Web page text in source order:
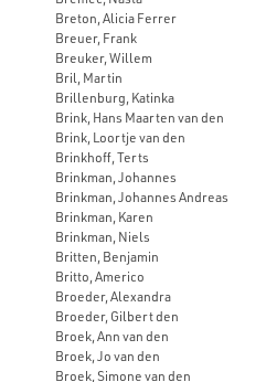
Breton, Alicia Ferrer
Breuer, Frank
Breuker, Willem
Bril, Martin
Brillenburg, Katinka
Brink, Hans Maarten van den
Brink, Loortje van den
Brinkhoff, Terts
Brinkman, Johannes
Brinkman, Johannes Andreas
Brinkman, Karen
Brinkman, Niels
Britten, Benjamin
Britto, Americo
Broeder, Alexandra
Broeder, Gilbert den
Broek, Ann van den
Broek, Jo van den
Broek, Simone van den